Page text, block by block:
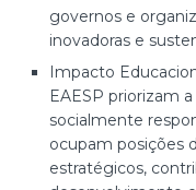
governos e
inovadoras e
Impacto
EAESP priorizam
socialmente
ocupam posições
estratégicos,